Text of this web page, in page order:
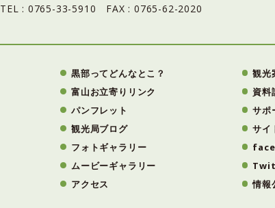
TEL : 0765-33-5910 FAX : 0765-62-2020
黒部ってどんなとこ？
富山お立寄りリンク
パンフレット
観光局ブログ
フォトギャラリー
ムービーギャラリー
アクセス
観光
資料
サポ
サイ
情報